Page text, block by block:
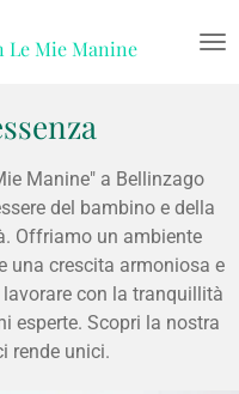
Le Mie Manine
Manine" a Bellinzago
del bambino e della
Offriamo un ambiente
una crescita armoniosa e
con la tranquillità
esperte. Scopri la nostra
rende unici.